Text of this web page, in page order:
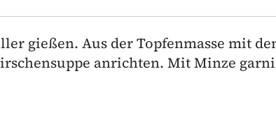
gießen. Aus der Topfenmasse mit
anrichten. Mit Minze